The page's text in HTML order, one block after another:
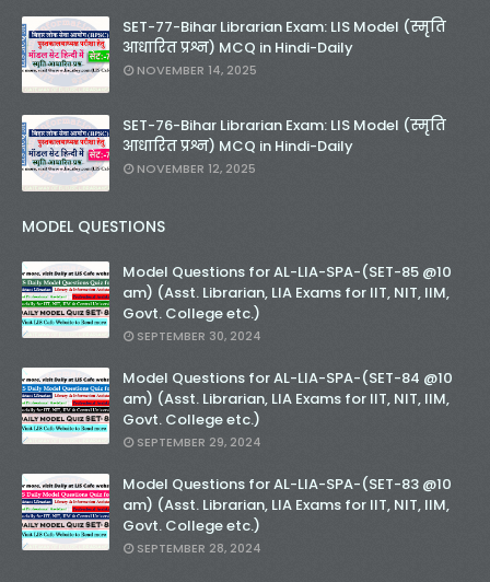
SET-77-Bihar Librarian Exam: LIS Model (स्मृति
आधारित प्रश्न) MCQ in Hindi-Daily
NOVEMBER 14, 2025
SET-76-Bihar Librarian Exam: LIS Model (स्मृति
आधारित प्रश्न) MCQ in Hindi-Daily
NOVEMBER 12, 2025
MODEL QUESTIONS
Model Questions for AL-LIA-SPA-(SET-85 @10
am) (Asst. Librarian, LIA Exams for IIT, NIT, IIM,
Govt. College etc.)
SEPTEMBER 30, 2024
Model Questions for AL-LIA-SPA-(SET-84 @10
am) (Asst. Librarian, LIA Exams for IIT, NIT, IIM,
Govt. College etc.)
SEPTEMBER 29, 2024
Model Questions for AL-LIA-SPA-(SET-83 @10
am) (Asst. Librarian, LIA Exams for IIT, NIT, IIM,
Govt. College etc.)
SEPTEMBER 28, 2024